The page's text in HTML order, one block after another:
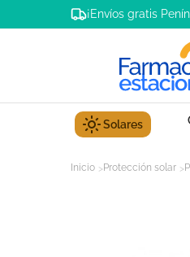
¡Envíos gratis
Solares
Inicio Protección solar